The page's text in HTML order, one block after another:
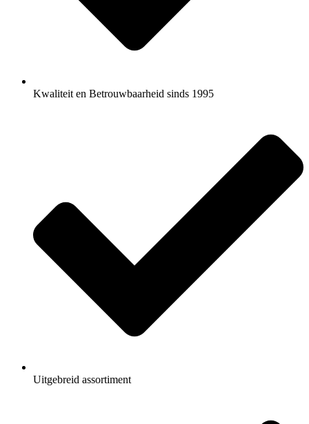
Kwaliteit en Betrouwbaarheid sinds 1995
Uitgebreid assortiment